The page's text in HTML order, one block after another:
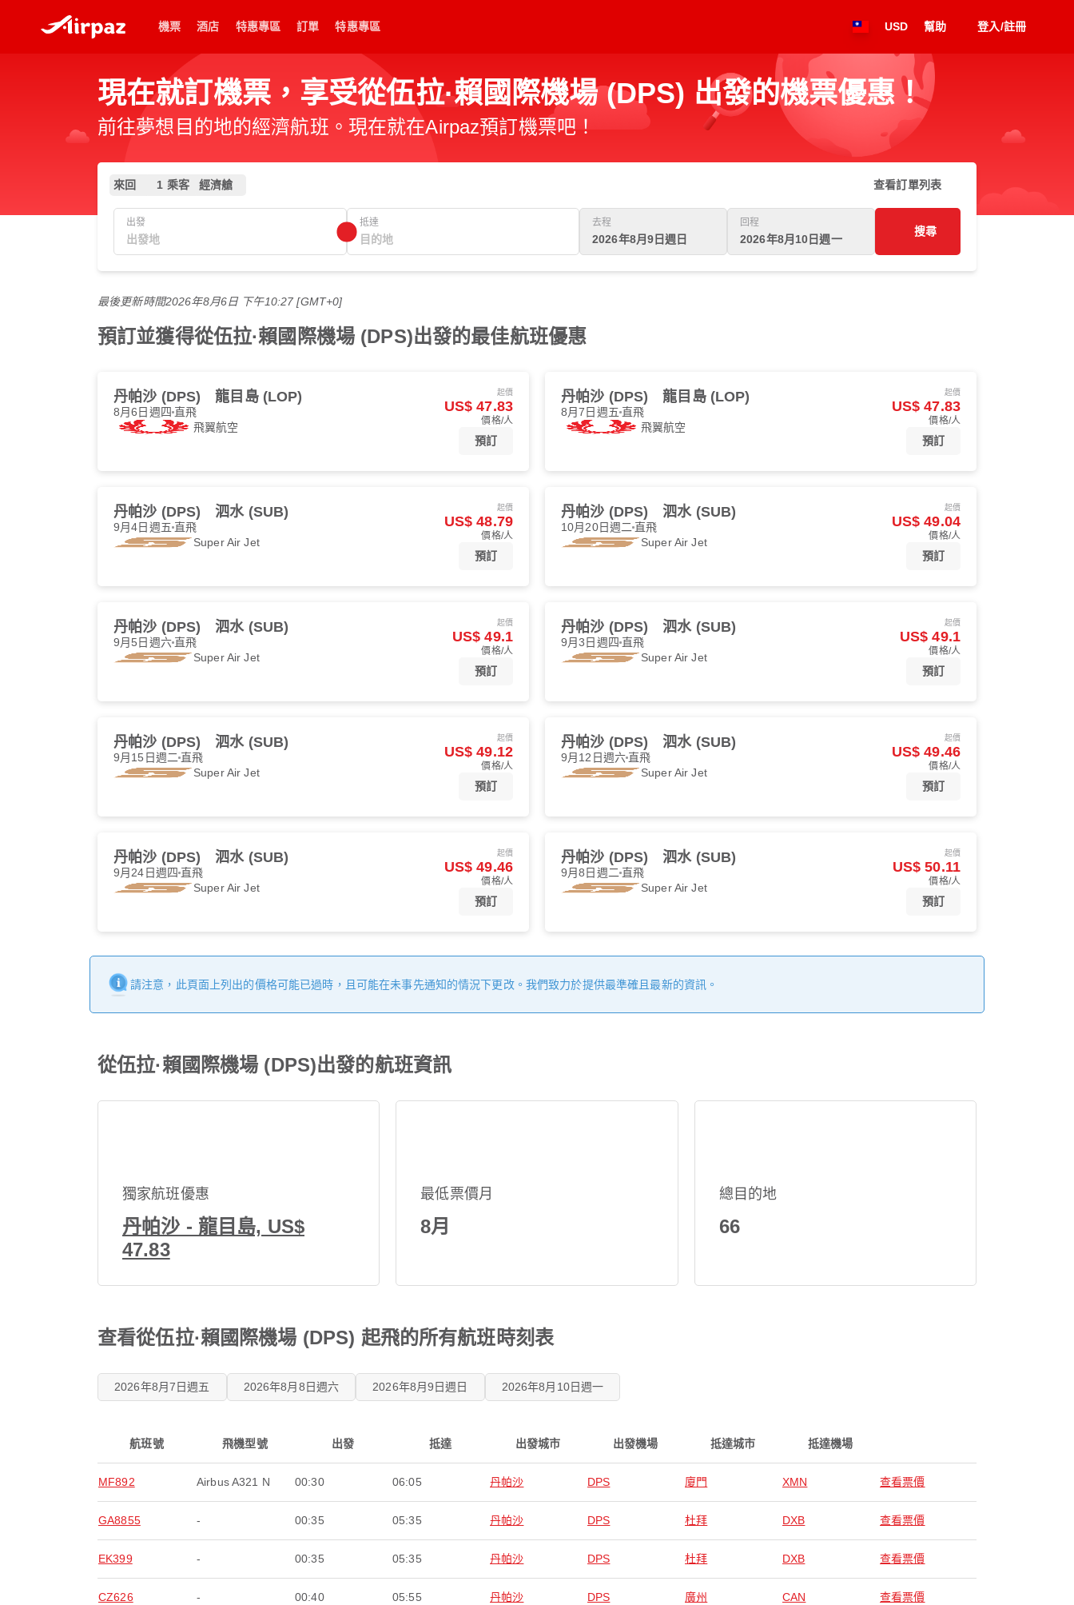
機票 酒店 特惠專區 訂單 特惠專區 USD 幫助 登入/註冊
現在就訂機票，享受從伍拉·賴國際機場 (DPS) 出發的機票優惠！
前往夢想目的地的經濟航班。現在就在Airpaz預訂機票吧！
來回 1 乘客 經濟艙 查看訂單列表
出發 抵達 去程
2026年8月9日週日
回程
2026年8月10日週一
搜尋
最後更新時間2026年8月6日 下午10:27 [GMT+0]
預訂並獲得從伍拉·賴國際機場 (DPS)出發的最佳航班優惠
丹帕沙 (DPS) 龍目島 (LOP)
8月6日週四 直飛
飛翼航空
起價
US$ 47.83
價格/人
預訂
丹帕沙 (DPS) 龍目島 (LOP)
8月7日週五 直飛
飛翼航空
起價
US$ 47.83
價格/人
預訂
丹帕沙 (DPS) 泗水 (SUB)
9月4日週五 直飛
Super Air Jet
起價
US$ 48.79
價格/人
預訂
丹帕沙 (DPS) 泗水 (SUB)
10月20日週二 直飛
Super Air Jet
起價
US$ 49.04
價格/人
預訂
丹帕沙 (DPS) 泗水 (SUB)
9月5日週六直飛
Super Air Jet
起價
US$ 49.1
價格/人
預訂
丹帕沙 (DPS) 泗水 (SUB)
9月3日週四 直飛
Super Air Jet
起價
US$ 49.1
價格/人
預訂
丹帕沙 (DPS) 泗水 (SUB)
9月15日週二 直飛
Super Air Jet
起價
US$ 49.12
價格/人
預訂
丹帕沙 (DPS) 泗水 (SUB)
9月12日週六直飛
Super Air Jet
起價
US$ 49.46
價格/人
預訂
丹帕沙 (DPS) 泗水 (SUB)
9月24日週四 直飛
Super Air Jet
起價
US$ 49.46
價格/人
預訂
丹帕沙 (DPS) 泗水 (SUB)
9月8日週二 直飛
Super Air Jet
起價
US$ 50.11
價格/人
預訂
請注意，此頁面上列出的價格可能已過時，且可能在未事先通知的情況下更改。我們致力於提供最準確且最新的資訊。
從伍拉·賴國際機場 (DPS)出發的航班資訊
獨家航班優惠
丹帕沙 - 龍目島, US$
47.83
最低票價月
8月
總目的地
66
查看從伍拉·賴國際機場 (DPS) 起飛的所有航班時刻表
2026年8月7日週五 2026年8月8日週六 2026年8月9日週日 2026年8月10日週一
航班號 飛機型號 出發 抵達 出發城市 出發機場 抵達城市 抵達機場
MF892 Airbus A321 N 00:30 06:05 丹帕沙 DPS 廈門 XMN 查看票價
GA8855 - 00:35 05:35 丹帕沙 DPS 杜拜 DXB 查看票價
EK399 - 00:35 05:35 丹帕沙 DPS 杜拜 DXB 查看票價
CZ626 - 00:40 05:55 丹帕沙 DPS 廣州 CAN 查看票價